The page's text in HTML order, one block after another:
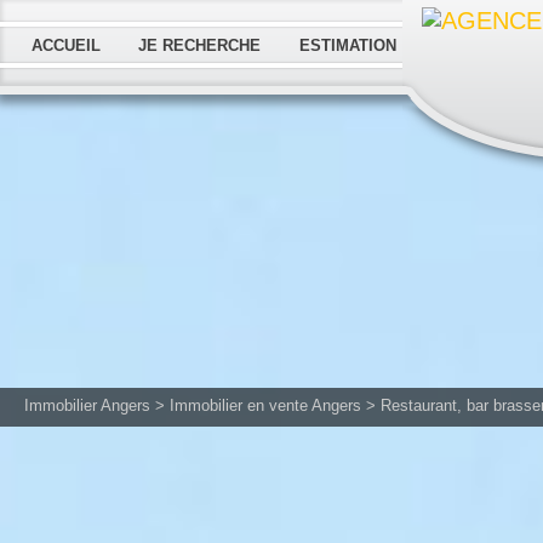
ACCUEIL JE RECHERCHE ESTIMATION
Immobilier Angers > Immobilier en vente Angers > Restaurant, bar